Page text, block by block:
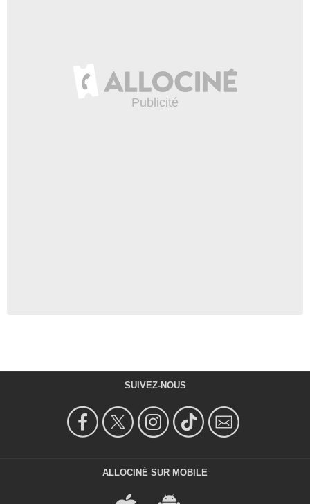
SUIVEZ-NOUS
ALLOCINÉ SUR MOBILE